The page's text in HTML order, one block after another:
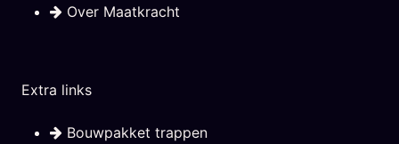
Over Maatkracht
Extra links
Bouwpakket trappen